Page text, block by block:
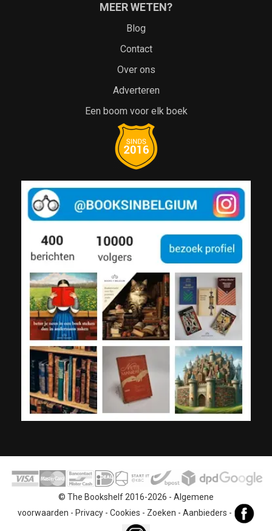
MEER WETEN?
Blog
Contact
Over ons
Adverteren
Een boom voor elk boek
© The Bookshelf 2016-2026 - Algemene
voorwaarden - Privacy- Cookies - Zoeken - Aanbieders -